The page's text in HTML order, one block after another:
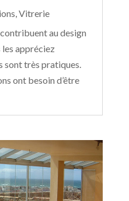
,Vitrerie
au design
appréciez
sont très pratiques.
ont besoin d’être